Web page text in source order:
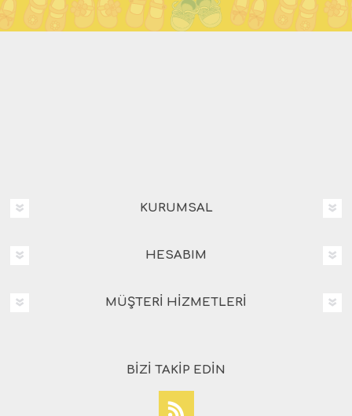
KURUMSAL
HESABIM
MÜŞTERI HIZMETLERI
BIZI TAKIP EDIN